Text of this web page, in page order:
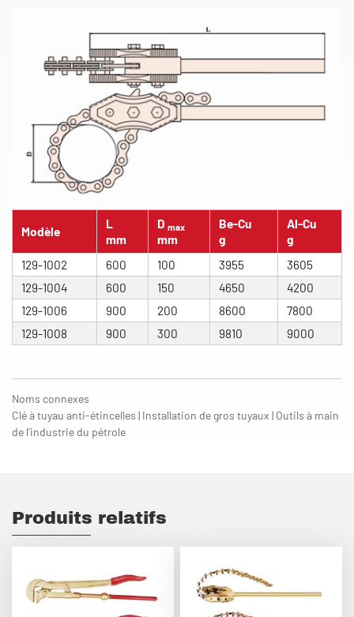
Modèle
L
mm
Dmax
mm
Be-Cu
g
Al-Cu
g
129-1002
600 100 3955
3605
129-1004
600 150 4650
4200
129-1006
900 200 8600
7800
129-1008
900 300 9810 9000
Noms connexes
Clé à tuyau anti-étincelles | Installation de gros tuyaux | Outils à main
de l'industrie du pétrole
Produits relatifs